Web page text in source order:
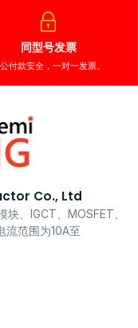
同型号发票
付款安全，一对一发票。
Co., Ltd
块、IGCT、MOSFET、
流范围为10A至